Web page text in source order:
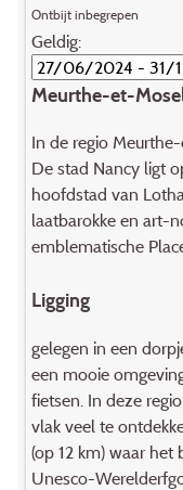
Ontbijt inbegrepen
Geldig:
Meurthe-et-
In de regio
De stad Nancy ligt
hoofdstad van
laatbarokke en art-
emblematische
Ligging
gelegen in een
een mooie
fietsen. In deze
vlak veel te
(op 12 km) waar
Unesco-